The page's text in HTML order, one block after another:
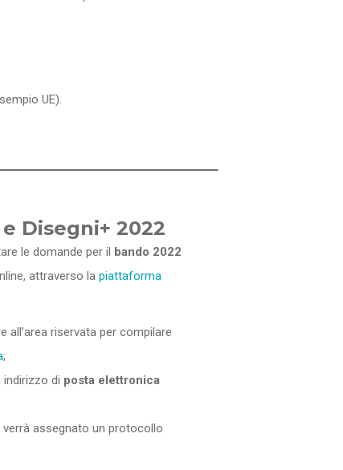
UE).
Disegni+ 2022
le domande per il bando 2022
attraverso la piattaforma
all’area riservata per compilare
;
indirizzo di posta elettronica
verrà assegnato un protocollo